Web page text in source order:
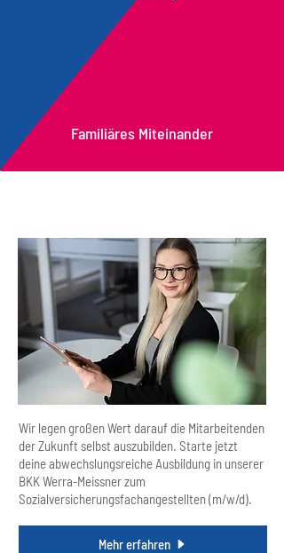
Familiäres Miteinander
Wir legen großen Wert darauf die Mitarbeitenden
der Zukunft selbst auszubilden. Starte jetzt
deine abwechslungsreiche Ausbildung in unserer
BKK Werra-Meissner zum
Sozialversicherungsfachangestellten (m/w/d).
Mehr erfahren